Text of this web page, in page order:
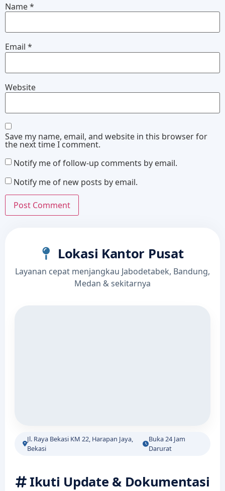
Name*
Email *
Website
Save my name, email, and website in this browser for
the next time I comment.
Notify me of follow-up comments by email.
Notify me of new posts by email.
Lokasi Kantor Pusat
Layanan cepat menjangkau Jabodetabek, Bandung,
Medan & sekitarnya
Jl. Raya Bekasi KM 22, Harapan Jaya,
Bekasi
Buka 24 Jam
Darurat
Ikuti Update & Dokumentasi